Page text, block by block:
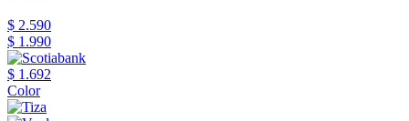
$ 2.590
$ 1.990
$ 1.692
Color